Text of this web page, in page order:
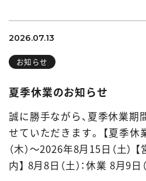
2026.07.13
お知らせ
夏季休業のお知らせ
誠に勝手ながら、夏季休業期
せていただきます。 【夏季休
（木）～2026年8月15日（土）
内】 8月8日（土）：休業 8月9日